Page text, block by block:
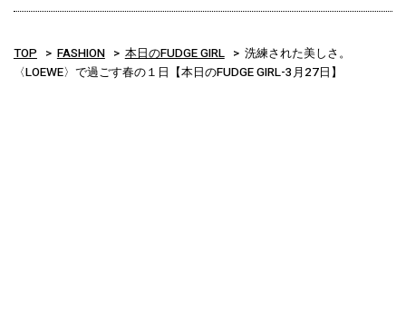
TOP FASHION 本日のFUDGE GIRL
洗練された美しさ。
〈LOEWE〉で過ごす春の１日【本日のFUDGE GIRL-3月27日】